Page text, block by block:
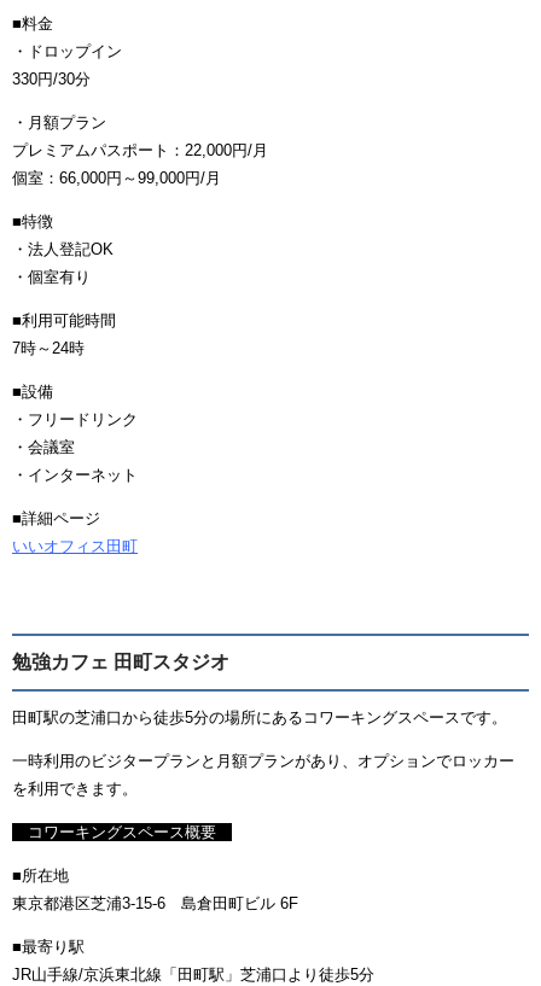
■料金
・ドロップイン
330円/30分
・月額プラン
プレミアムパスポート：22,000円/月
個室：66,000円～99,000円/月
■特徴
・法人登記OK
・個室有り
■利用可能時間
7時～24時
■設備
・フリードリンク
・会議室
・インターネット
■詳細ページ
いいオフィス田町
勉強カフェ 田町スタジオ
田町駅の芝浦口から徒歩5分の場所にあるコワーキングスペースです。
一時利用のビジタープランと月額プランがあり、オプションでロッカー
を利用できます。
コワーキングスペース概要
■所在地
東京都港区芝浦3-15-6 島倉田町ビル 6F
■最寄り駅
JR山手線/京浜東北線「田町駅」芝浦口より徒歩5分